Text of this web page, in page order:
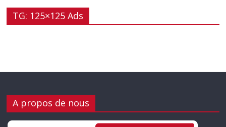
TG: 125×125 Ads
A propos de nous